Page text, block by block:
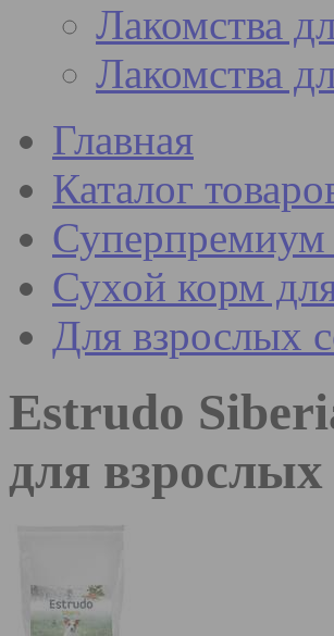
Лакомства
Лакомства
Главная
Каталог
Суперпремиум
Сухой корм
Для взрослых
Estrudo
для